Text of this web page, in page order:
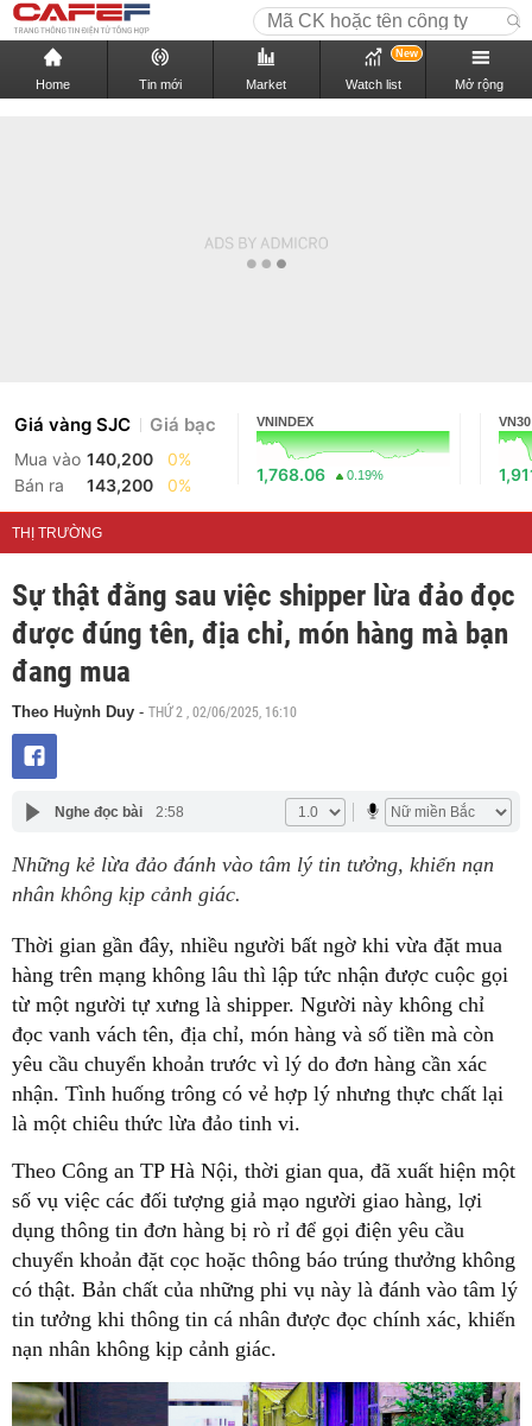
Home Tin mới Market Watch list
New
Mở rộng
Giá vàng SJC Giá bạc
Mua vào 140,200
0%
Bán ra
143,200 0%
VNINDEX
1,768.06 0.19%
VN30
THỊ TRƯỜNG
Sự thật đằng sau việc shipper lừa đảo đọc
được đúng tên, địa chỉ, món hàng mà bạn
đang mua
Theo Huỳnh Duy - THỨ 2 , 02/06/2025, 16:10
Nghe đọc bài 2:58
Những kẻ lừa đảo đánh vào tâm lý tin tưởng, khiến nạn
nhân không kịp cảnh giác.
Thời gian gần đây, nhiều người bất ngờ khi vừa đặt mua
hàng trên mạng không lâu thì lập tức nhận được cuộc gọi
từ một người tự xưng là shipper. Người này không chỉ
đọc vanh vách tên, địa chỉ, món hàng và số tiền mà còn
yêu cầu chuyển khoản trước vì lý do đơn hàng cần xác
nhận. Tình huống trông có vẻ hợp lý nhưng thực chất lại
là một chiêu thức lừa đảo tinh vi.
Theo Công an TP Hà Nội, thời gian qua, đã xuất hiện một
số vụ việc các đối tượng giả mạo người giao hàng, lợi
dụng thông tin đơn hàng bị rò rỉ để gọi điện yêu cầu
chuyển khoản đặt cọc hoặc thông báo trúng thưởng không
có thật. Bản chất của những phi vụ này là đánh vào tâm lý
tin tưởng khi thông tin cá nhân được đọc chính xác, khiến
nạn nhân không kịp cảnh giác.